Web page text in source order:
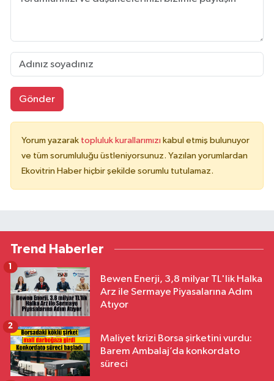
Gönder
Yorum yazarak topluluk kurallarımızı kabul etmiş bulunuyor
ve tüm sorumluluğu üstleniyorsunuz. Yazılan yorumlardan
Ekovitrin Haber hiçbir şekilde sorumlu tutulamaz.
Trend Haberler
Bewen Enerji, 3,8 milyar TL'lik Halka
Arz ile Sermaye Piyasalarına Adım
Atıyor
1
Maliyet krizi Borsa şirketini vurdu:
Barem Ambalaj’da konkordato
süreci
2